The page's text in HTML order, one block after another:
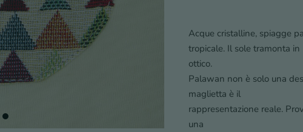
Acque cristalline, spiagge
tropicale. Il sole tramonta
ottico.
Palawan non è solo una
maglietta è il
rappresentazione reale.
una